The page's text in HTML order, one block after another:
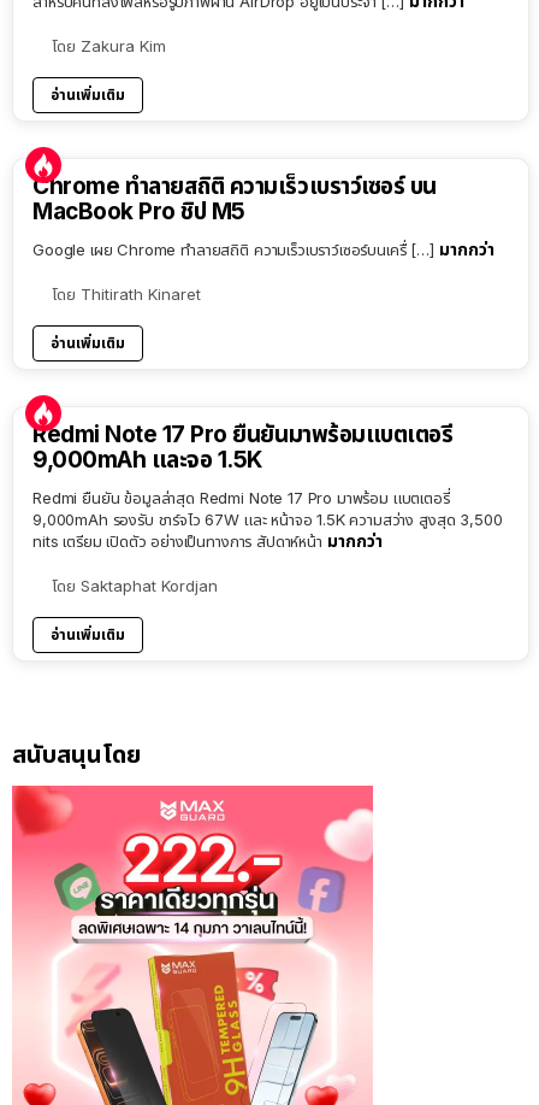
โดย Zakura Kim
อ่านเพิ่มเติม
Chrome ทำลายสถิติ ความเร็วเบราว์เซอร์ บน
MacBook Pro ชิป M5
Google เผย Chrome ทำลายสถิติ ความเร็วเบราว์เซอร์บนเครื่ […] มากกว่า
โดย Thitirath Kinaret
อ่านเพิ่มเติม
Redmi Note 17 Pro ยืนยันมาพร้อมแบตเตอรี่
9,000mAh และจอ 1.5K
Redmi ยืนยัน ข้อมูลล่าสุด Redmi Note 17 Pro มาพร้อม แบตเตอรี่
9,000mAh รองรับ ชาร์จไว 67W และ หน้าจอ 1.5K ความสว่าง สูงสุด 3,500
nits เตรียม เปิดตัว อย่างเป็นทางการ สัปดาห์หน้า มากกว่า
โดย Saktaphat Kordjan
อ่านเพิ่มเติม
สนับสนุนโดย